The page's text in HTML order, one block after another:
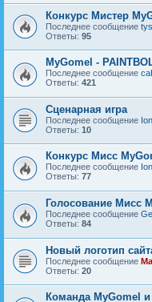
Конкурс Мистер
Последнее сообщение
Ответы: 95
MyGomel -
Последнее сообщение
Ответы: 421
Сценарная игра
Последнее сообщение
Ответы: 10
Конкурс Мисс
Последнее сообщение
Ответы: 77
Голосование Мисс
Последнее сообщение
Ответы: 84
Новый логотип
Последнее сообщение
Ответы: 20
Команда MyGomel